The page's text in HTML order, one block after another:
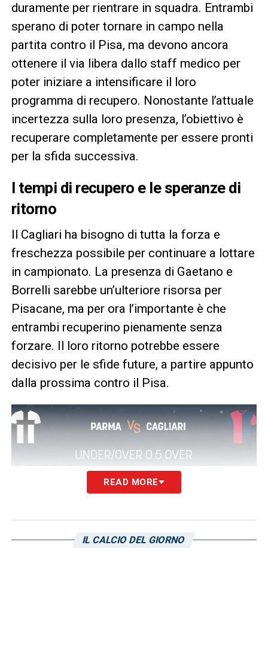
duramente per rientrare in squadra. Entrambi
sperano di poter tornare in campo nella
partita contro il Pisa, ma devono ancora
ottenere il via libera dallo staff medico per
poter iniziare a intensificare il loro
programma di recupero. Nonostante l’attuale
incertezza sulla loro presenza, l’obiettivo è
recuperare completamente per essere pronti
per la sfida successiva.
I tempi di recupero e le speranze di
ritorno
Il Cagliari ha bisogno di tutta la forza e
freschezza possibile per continuare a lottare
in campionato. La presenza di Gaetano e
Borrelli sarebbe un’ulteriore risorsa per
Pisacane, ma per ora l’importante è che
entrambi recuperino pienamente senza
forzare. Il loro ritorno potrebbe essere
decisivo per le sfide future, a partire appunto
dalla prossima contro il Pisa.
quasi appaiate in classifica, che cercano una
READ MORE
IL CALCIO DEL GIORNO